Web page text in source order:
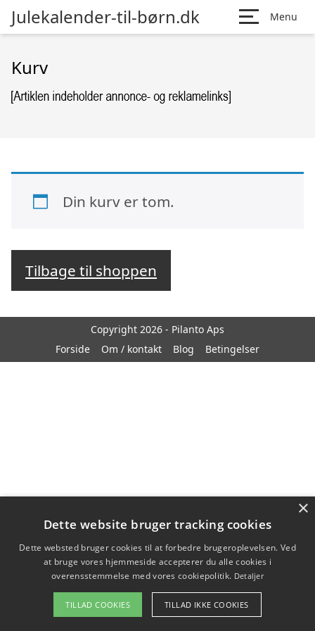
Julekalender-til-børn.dk Menu
Kurv
Din kurv er tom.
Tilbage til shoppen
Copyright 2026 - Pilanto Aps
Forside
Om / kontakt Blog Betingelser
×
Dette website bruger tracking cookies
Dette websted bruger cookies til at forbedre brugeroplevelsen. Ved
at bruge vores hjemmeside accepterer du alle cookies i
overensstemmelse med vores cookiepolitik. Detaljer
TILLAD COOKIES TILLAD IKKE COOKIES